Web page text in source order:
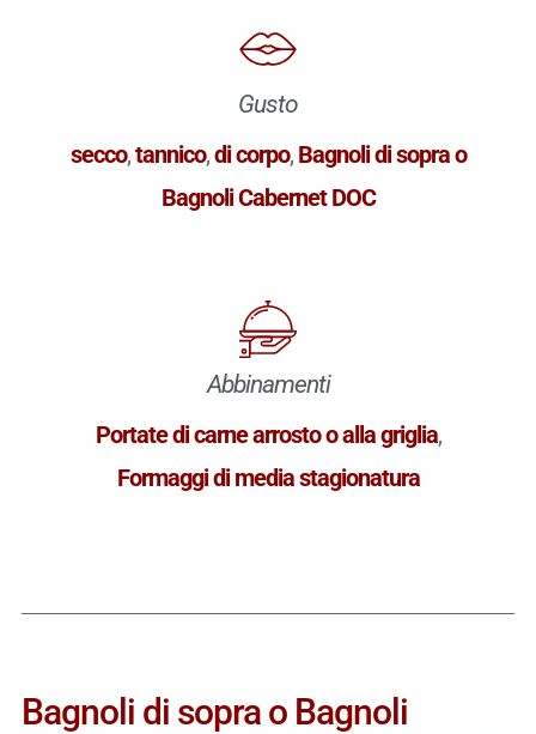
Gusto
secco,tannico,di corpo, Bagnoli di sopra o
Bagnoli Cabernet DOC
Abbinamenti
Portate di carne arrosto o alla griglia,
Formaggi di media stagionatura
Bagnoli di sopra o Bagnoli